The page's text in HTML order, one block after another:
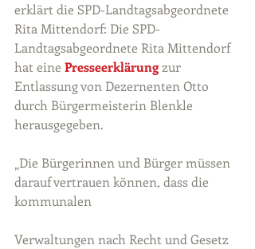
erklärt die SPD-Landtagsabgeordnete
Rita Mittendorf: Die SPD-
Landtagsabgeordnete Rita Mittendorf
hat eine Presseerklärungzur
Entlassung von Dezernenten Otto
durch Bürgermeisterin Blenkle
herausgegeben.
„Die Bürgerinnen und Bürger müssen
darauf vertrauen können, dass die
kommunalen
Verwaltungen nach Recht und Gesetz